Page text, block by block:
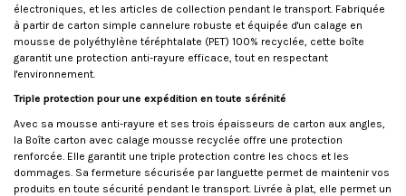
électroniques, et les articles de collection pendant le transport. Fabriquée
à partir de carton simple cannelure robuste et équipée d'un calage en
mousse de polyéthylène téréphtalate (PET) 100% recyclée, cette boîte
garantit une protection anti-rayure efficace, tout en respectant
l'environnement.
Triple protection pour une expédition en toute sérénité
Avec sa mousse anti-rayure et ses trois épaisseurs de carton aux angles,
la Boîte carton avec calage mousse recyclée offre une protection
renforcée. Elle garantit une triple protection contre les chocs et les
dommages. Sa fermeture sécurisée par languette permet de maintenir vos
produits en toute sécurité pendant le transport. Livrée à plat, elle permet un